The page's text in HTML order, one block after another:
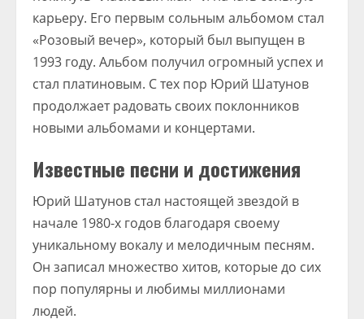
карьеру. Его первым сольным альбомом стал
«Розовый вечер», который был выпущен в
1993 году. Альбом получил огромный успех и
стал платиновым. С тех пор Юрий Шатунов
продолжает радовать своих поклонников
новыми альбомами и концертами.
Известные песни и достижения
Юрий Шатунов стал настоящей звездой в
начале 1980-х годов благодаря своему
уникальному вокалу и мелодичным песням.
Он записал множество хитов, которые до сих
пор популярны и любимы миллионами
людей.